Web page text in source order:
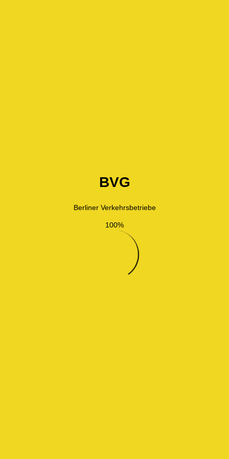
BVG
Berliner Verkehrsbetriebe
100%